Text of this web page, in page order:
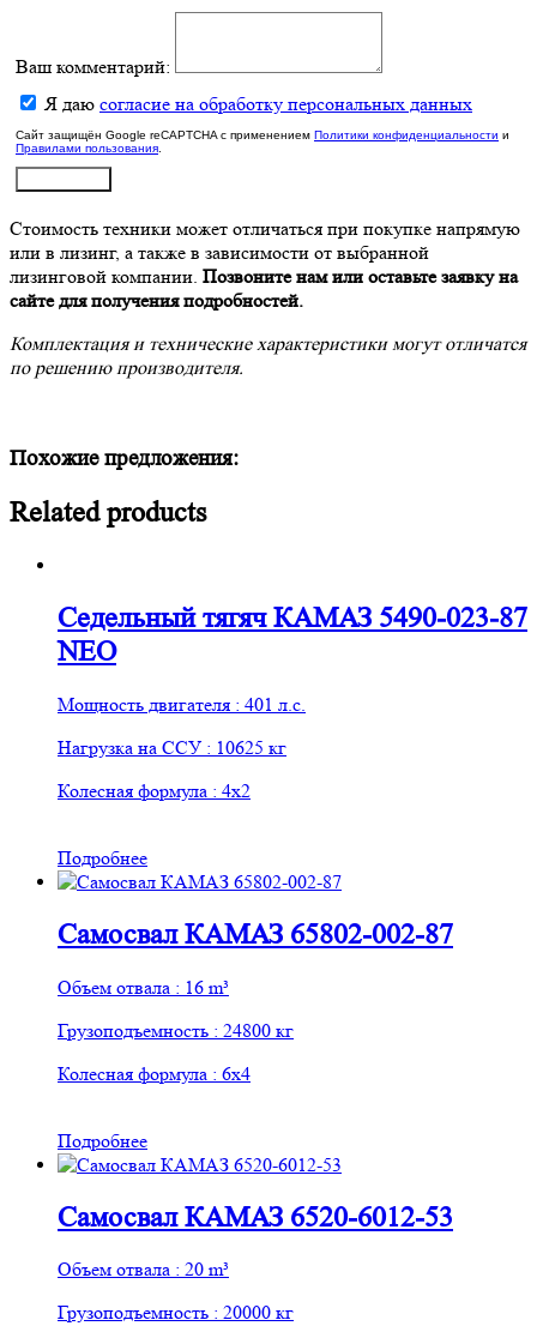
Ваш комментарий:
Я даю согласие на обработку персональных данных
Сайт защищён Google reCAPTCHA с применением Политики конфиденциальности и
Правилами пользования.
Стоимость техники может отличаться при покупке напрямую
или в лизинг, а также в зависимости от выбранной
лизинговой компании. Позвоните нам или оставьте заявку на
сайте для получения подробностей.
Комплектация и технические характеристики могут отличатся
по решению производителя.
Похожие предложения:
Related products
Седельный тягяч КАМАЗ 5490-023-87
NEO
Мощность двигателя : 401 л.с.
Нагрузка на ССУ : 10625 кг
Колесная формула : 4х2
Подробнее
Самосвал КАМАЗ 65802-002-87
Объем отвала : 16 m³
Грузоподъемность : 24800 кг
Колесная формула : 6х4
Подробнее
Самосвал КАМАЗ 6520-6012-53
Объем отвала : 20 m³
Грузоподъемность : 20000 кг